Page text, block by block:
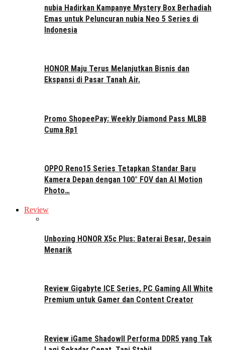
nubia Hadirkan Kampanye Mystery Box Berhadiah
Emas untuk Peluncuran nubia Neo 5 Series di
Indonesia
HONOR Maju Terus Melanjutkan Bisnis dan
Ekspansi di Pasar Tanah Air.
Promo ShopeePay: Weekly Diamond Pass MLBB
Cuma Rp1
OPPO Reno15 Series Tetapkan Standar Baru
Kamera Depan dengan 100° FOV dan AI Motion
Photo…
Review
Unboxing HONOR X5c Plus: Baterai Besar, Desain
Menarik
Review Gigabyte ICE Series, PC Gaming All White
Premium untuk Gamer dan Content Creator
Review iGame ShadowII Performa DDR5 yang Tak